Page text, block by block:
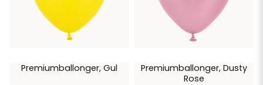
Premiumballonger, Gul
Premiumballonger, Dusty
Rose